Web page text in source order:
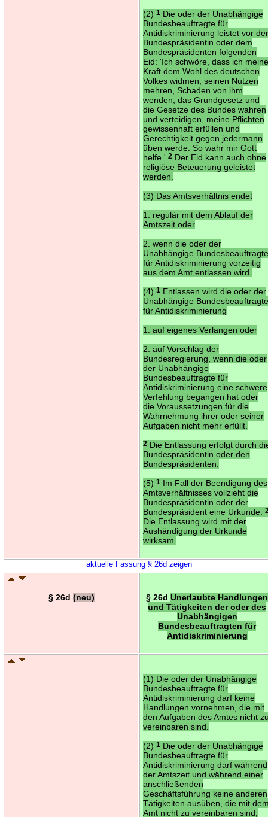
(2)1 Die oder der Unabhängige
Bundesbeauftragte für
Antidiskriminierung leistet vor
Bundespräsidentin oder dem
Bundespräsidenten folgenden
Eid: 'Ich schwöre, dass ich
Kraft dem Wohl des deutschen
Volkes widmen, seinen Nutzen
mehren, Schaden von ihm
wenden, das Grundgesetz und
die Gesetze des Bundes wahren
und verteidigen, meine Pflichten
gewissenhaft erfüllen und
Gerechtigkeit gegen jedermann
üben werde. So wahr mir Gott
helfe.'2 Der Eid kann auch ohne
religiöse Beteuerung geleistet
werden.
(3) Das Amtsverhältnis endet
1. regulär mit dem Ablauf der
Amtszeit oder
2. wenn die oder der
Unabhängige
für Antidiskriminierung vorzeitig
aus dem Amt entlassen wird.
(4)1 Entlassen wird die oder der
Unabhängige
für Antidiskriminierung
1. auf eigenes Verlangen oder
2. auf Vorschlag der
Bundesregierung, wenn die oder
der Unabhängige
Bundesbeauftragte für
Antidiskriminierung eine schwere
Verfehlung begangen hat oder
die Voraussetzungen für die
Wahrnehmung ihrer oder seiner
Aufgaben nicht mehr erfüllt.
2 Die Entlassung erfolgt durch
Bundespräsidentin oder den
Bundespräsidenten.
(5)1 Im Fall der Beendigung des
Amtsverhältnisses vollzieht die
Bundespräsidentin oder der
Bundespräsident eine Urkunde.
Die Entlassung wird mit der
Aushändigung der Urkunde
wirksam.
aktuelle Fassung § 26d zeigen
§ 26d (neu) § 26dUnerlaubte Handlungen
und Tätigkeiten der oder des
Unabhängigen
Bundesbeauftragten für
Antidiskriminierung
(1) Die oder der Unabhängige
Bundesbeauftragte für
Antidiskriminierung darf keine
Handlungen vornehmen, die mit
den Aufgaben des Amtes nicht
vereinbaren sind.
(2)1 Die oder der Unabhängige
Bundesbeauftragte für
Antidiskriminierung darf während
der Amtszeit und während einer
anschließenden
Geschäftsführung keine anderen
Tätigkeiten ausüben, die mit
Amt nicht zu vereinbaren sind,